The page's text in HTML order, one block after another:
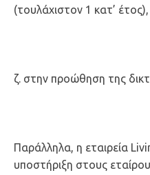
(τουλάχιστον 1 κατ’ έτος),
ζ. στην προώθηση της
Παράλληλα, η εταιρεία
υποστήριξη στους